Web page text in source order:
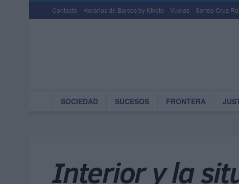
Contacto Horarios de Barcos by Kikoto Vuelos Sorteo Cruz
SOCIEDAD SUCESOS FRONTERA
Interior y la